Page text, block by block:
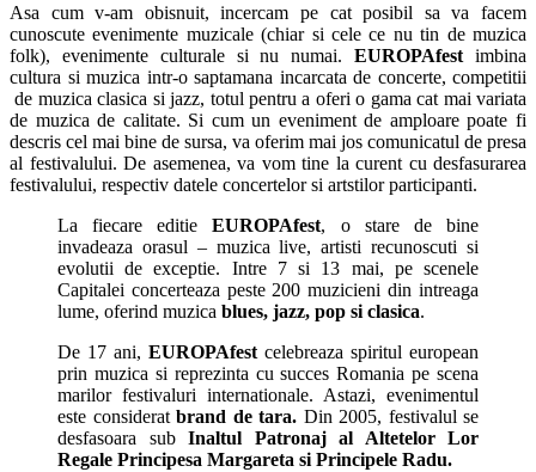
Asa cum v-am obisnuit, incercam pe cat posibil sa va facem
cunoscute evenimente muzicale (chiar si cele ce nu tin de muzica
folk), evenimente culturale si nu numai.EUROPAfest imbina
cultura si muzica intr-o saptamana incarcata de concerte, competitii
de muzica clasica si jazz, totul pentru a oferi o gama cat mai variata
de muzica de calitate. Si cum un eveniment de amploare poate fi
descris cel mai bine de sursa, va oferim mai jos comunicatul de presa
al festivalului. De asemenea, va vom tine la curent cu desfasurarea
festivalului, respectiv datele concertelor si artstilor participanti.
La fiecare editieEUROPAfest, o stare de bine
invadeaza orasul – muzica live, artisti recunoscuti si
evolutii de exceptie. Intre 7 si 13 mai, pe scenele
Capitalei concerteaza peste 200 muzicieni din intreaga
lume, oferind muzica blues, jazz, pop si clasica.
De 17 ani, EUROPAfest celebreaza spiritul european
prin muzica si reprezinta cu succes Romania pe scena
marilor festivaluri internationale. Astazi, evenimentul
este considerat brand de tara. Din 2005, festivalul se
desfasoara sub Inaltul Patronaj al Altetelor Lor
Regale Principesa Margareta si Principele Radu.